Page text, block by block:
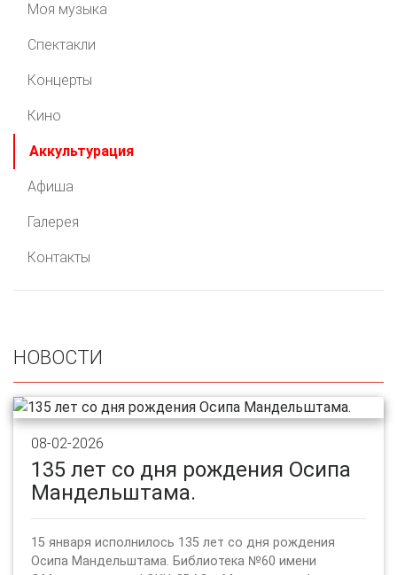
Моя музыка
Спектакли
Концерты
Кино
Аккультурация
Афиша
Галерея
Контакты
НОВОСТИ
08-02-2026
135 лет со дня рождения Осипа
Мандельштама.
15 января исполнилось 135 лет со дня рождения
Осипа Мандельштама. Библиотека №60 имени